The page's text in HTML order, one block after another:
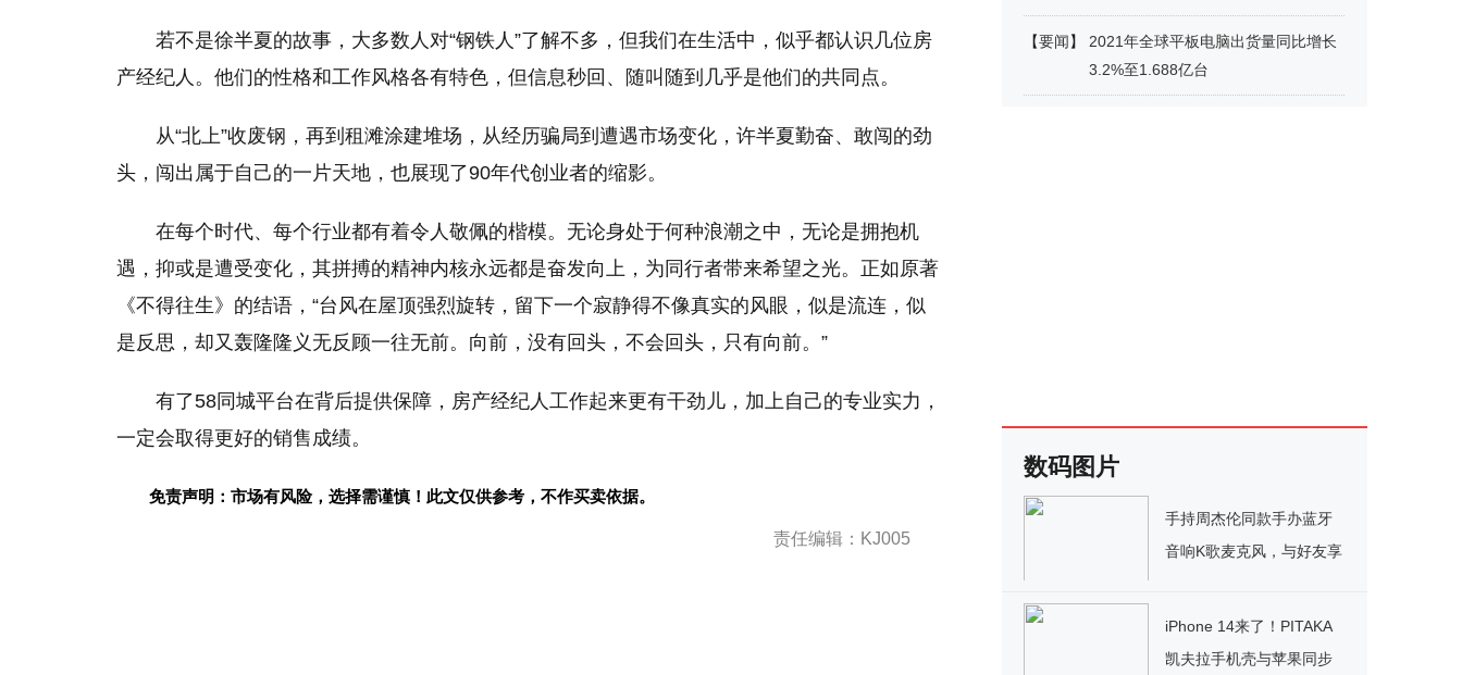
若不是徐半夏的故事，大多数人对“钢铁人”了解不多，但我们在生活中，似乎都认识几位房
产经纪人。他们的性格和工作风格各有特色，但信息秒回、随叫随到几乎是他们的共同点。
从“北上”收废钢，再到租滩涂建堆场，从经历骗局到遭遇市场变化，许半夏勤奋、敢闯的劲
头，闯出属于自己的一片天地，也展现了90年代创业者的缩影。
在每个时代、每个行业都有着令人敬佩的楷模。无论身处于何种浪潮之中，无论是拥抱机
遇，抑或是遭受变化，其拼搏的精神内核永远都是奋发向上，为同行者带来希望之光。正如原著
《不得往生》的结语，“台风在屋顶强烈旋转，留下一个寂静得不像真实的风眼，似是流连，似
是反思，却又轰隆隆义无反顾一往无前。向前，没有回头，不会回头，只有向前。”
有了58同城平台在背后提供保障，房产经纪人工作起来更有干劲儿，加上自己的专业实力，
一定会取得更好的销售成绩。
免责声明：市场有风险，选择需谨慎！此文仅供参考，不作买卖依据。
责任编辑：KJ005
【要闻】
2021年全球平板电脑出货量同比增长
3.2%至1.688亿台
数码图片
手持周杰伦同款手办蓝牙
音响K歌麦克风，与好友享
iPhone 14来了！PITAKA
凯夫拉手机壳与苹果同步